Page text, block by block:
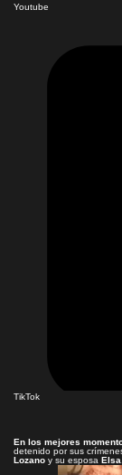
Youtube
TikTok
En los mejores
detenido por sus
Lozano y su esposa Elsa